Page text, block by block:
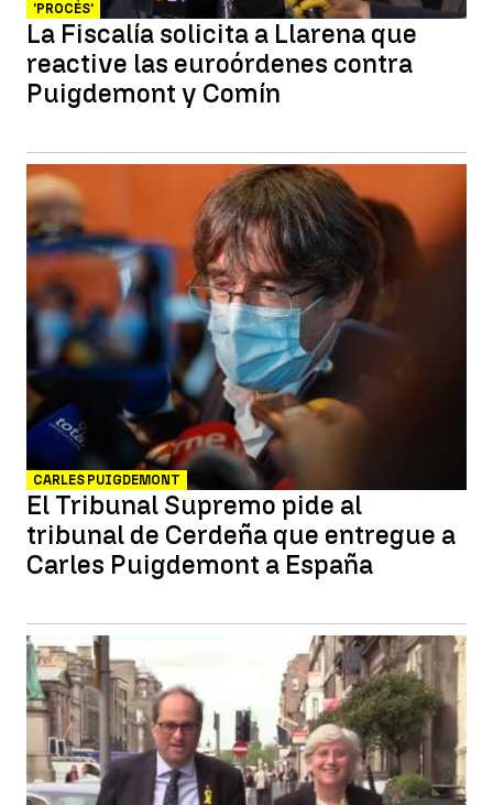
'PROCÉS'
La Fiscalía solicita a Llarena que
reactive las euroórdenes contra
Puigdemont y Comín
CARLES PUIGDEMONT
El Tribunal Supremo pide al
tribunal de Cerdeña que entregue a
Carles Puigdemont a España